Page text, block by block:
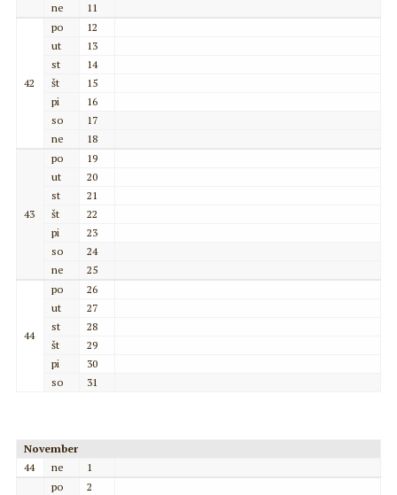
ne
11
42
po
12
ut
13
st
14
št
15
pi
16
so
17
ne
18
43
po
19
ut
20
st
21
št
22
pi
23
so
24
ne
25
44
po
26
ut
27
st
28
št
29
pi
30
so
31
November
44
ne 1
po
2